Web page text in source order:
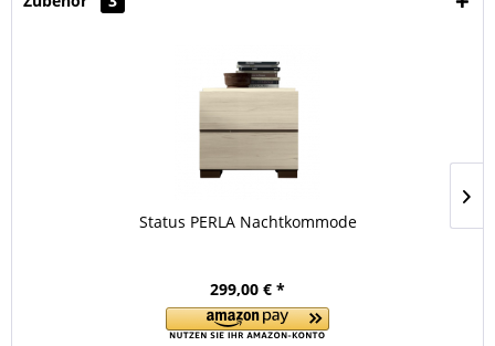
Status PERLA Nachtkommode
299,00 € *